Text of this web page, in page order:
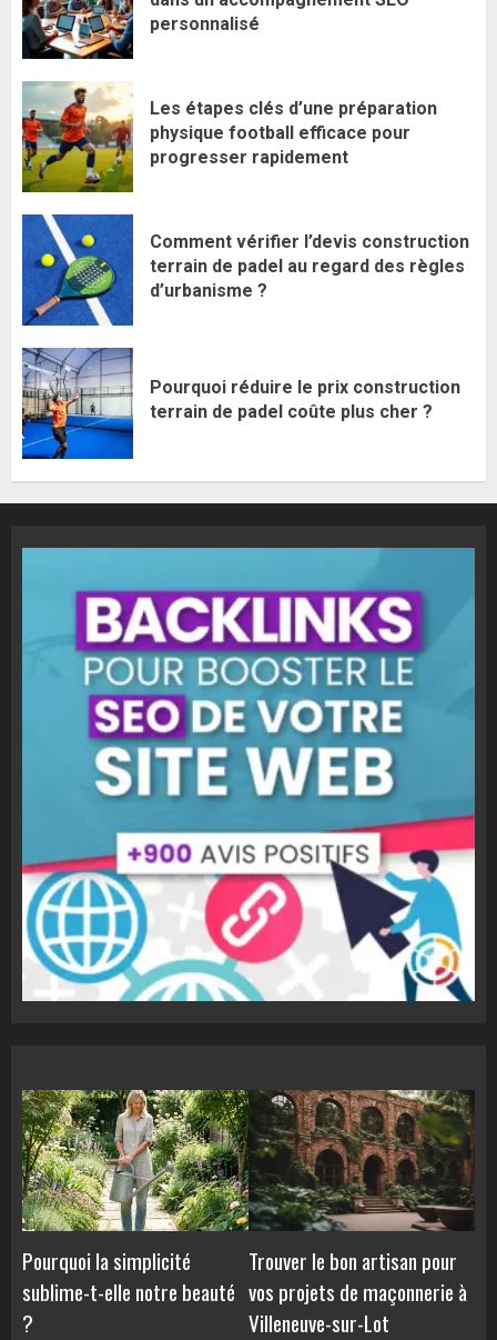
personnalisé
Les étapes clés d’une préparation
physique football efficace pour
progresser rapidement
Comment vérifier l’devis construction
terrain de padel au regard des règles
d’urbanisme ?
Pourquoi réduire le prix construction
terrain de padel coûte plus cher ?
Pourquoi la simplicité
sublime-t-elle notre beauté
?
Trouver le bon artisan pour
vos projets de maçonnerie à
Villeneuve-sur-Lot